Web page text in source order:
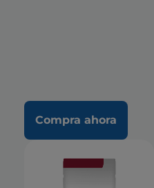
Compra ahora